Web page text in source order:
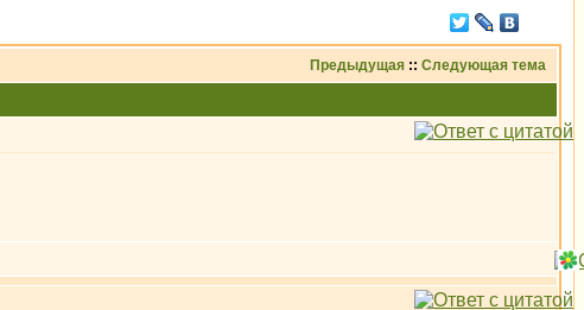
Предыдущая :: Следующая тема